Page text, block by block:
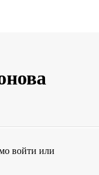
войти или